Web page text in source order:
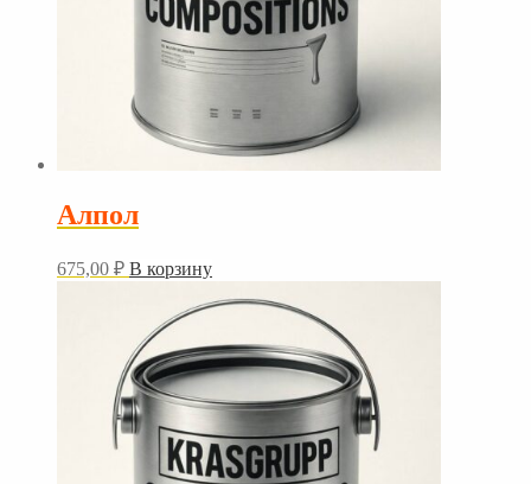
Алпол
675,00 ₽ В корзину